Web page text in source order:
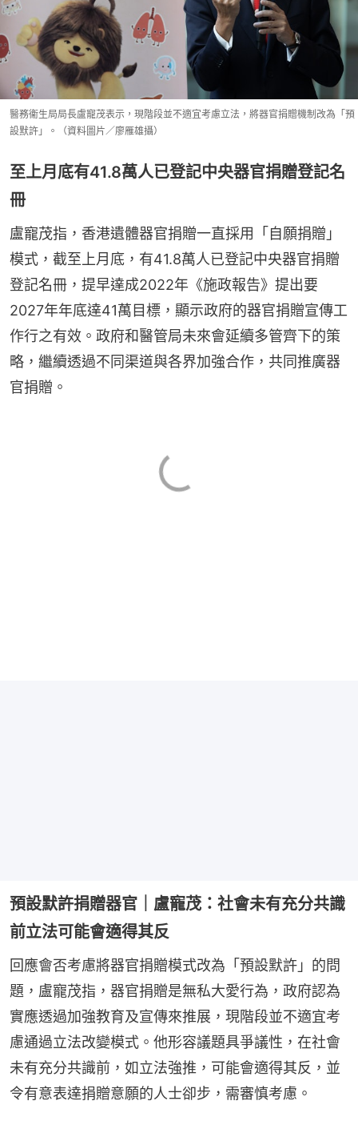
醫務衞生局局長盧寵茂表示，現階段並不適宜考慮立法，將器官捐贈機制改為「預
設默許」。（資料圖片／廖雁雄攝）
至上月底有41.8萬人已登記中央器官捐贈登記名
冊
盧寵茂指，香港遺體器官捐贈一直採用「自願捐贈」
模式，截至上月底，有41.8萬人已登記中央器官捐贈
登記名冊，提早達成2022年《施政報告》提出要
2027年年底達41萬目標，顯示政府的器官捐贈宣傳工
作行之有效。政府和醫管局未來會延續多管齊下的策
略，繼續透過不同渠道與各界加強合作，共同推廣器
官捐贈。
預設默許捐贈器官｜盧寵茂：社會未有充分共識
前立法可能會適得其反
回應會否考慮將器官捐贈模式改為「預設默許」的問
題，盧寵茂指，器官捐贈是無私大愛行為，政府認為
實應透過加強教育及宣傳來推展，現階段並不適宜考
慮通過立法改變模式。他形容議題具爭議性，在社會
未有充分共識前，如立法強推，可能會適得其反，並
令有意表達捐贈意願的人士卻步，需審慎考慮。